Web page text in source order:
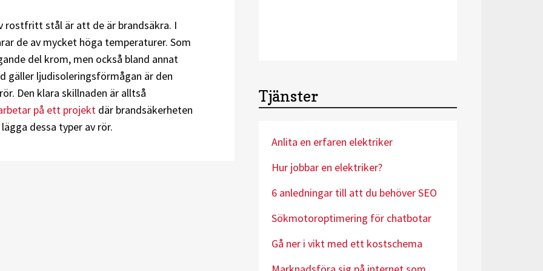
rostfritt stål är att de är brandsäkra. I
de av mycket höga temperaturer. Som
del krom, men också bland annat
gäller ljudisoleringsförmågan är den
Den klara skillnaden är alltså
på ett projekt där brandsäkerheten
dessa typer av rör.
Tjänster
Anlita en erfaren elektriker
Hur jobbar en elektriker?
6 anledningar till att du behöver SEO
Sökmotoroptimering för chatbotar
Gå ner i vikt med ett kostschema